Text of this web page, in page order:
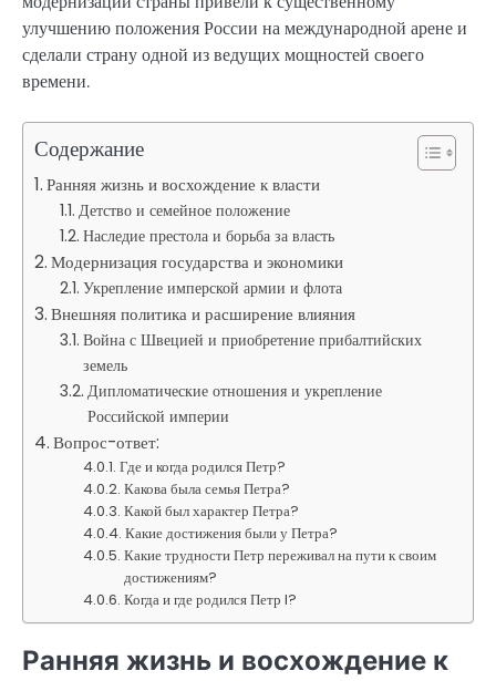
улучшению положения России на международной арене и
сделали страну одной из ведущих мощностей своего
времени.
Содержание
Ранняя жизнь и восхождение к власти
Детство и семейное положение
Наследие престола и борьба за власть
Модернизация государства и экономики
Укрепление имперской армии и флота
Внешняя политика и расширение влияния
Война с Швецией и приобретение прибалтийских
земель
Дипломатические отношения и укрепление
Российской империи
Вопрос-ответ:
Где и когда родился Петр?
Какова была семья Петра?
Какой был характер Петра?
Какие достижения были у Петра?
Какие трудности Петр переживал на пути к своим
достижениям?
Когда и где родился Петр I?
Ранняя жизнь и восхождение к